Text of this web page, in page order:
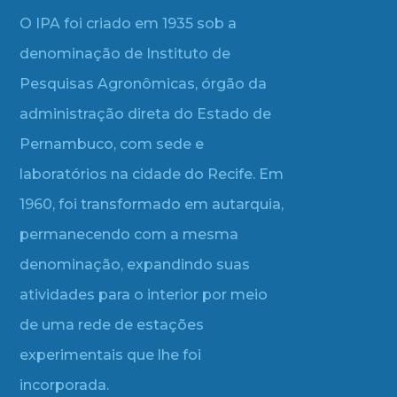
O IPA foi criado em 1935 sob a
denominação de Instituto de
Pesquisas Agronômicas, órgão da
administração direta do Estado de
Pernambuco, com sede e
laboratórios na cidade do Recife. Em
1960, foi transformado em autarquia,
permanecendo com a mesma
denominação, expandindo suas
atividades para o interior por meio
de uma rede de estações
experimentais que lhe foi
incorporada.